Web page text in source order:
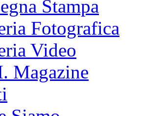
Stampa
Fotografica
Video
Magazine